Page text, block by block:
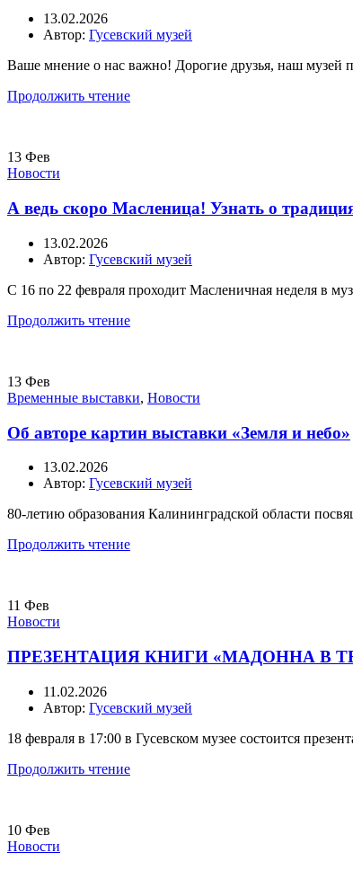
13.02.2026
Автор: Гусевский музей
Ваше мнение о нас важно! Дорогие друзья, наш музей
Продолжить чтение
13 Фев
Новости
А ведь скоро Масленица! Узнать о
13.02.2026
Автор: Гусевский музей
С 16 по 22 февраля проходит Масленичная неделя в
Продолжить чтение
13 Фев
Временные выставки, Новости
Об авторе картин выставки «Земля и небо»
13.02.2026
Автор: Гусевский музей
80-летию образования Калининградской области
Продолжить чтение
11 Фев
Новости
ПРЕЗЕНТАЦИЯ КНИГИ «МАДОННА В
11.02.2026
Автор: Гусевский музей
18 февраля в 17:00 в Гусевском музее состоится
Продолжить чтение
10 Фев
Новости